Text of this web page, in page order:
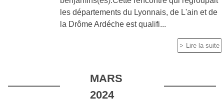
les départements du Lyonnais, de L'ain et de
la Drôme Ardéche est qualifi...
Lire la suite
MARS
2024